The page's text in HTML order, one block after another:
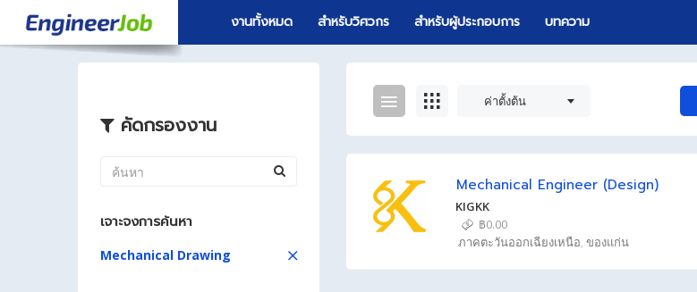
งานทั้งหมด สำหรับวิศวกร สำหรับผู้ประกอบการ บทความ
คัดกรองงาน
เจาะจงการค้นหา
Mechanical Drawing
ค่าตั้งต้น
Mechanical Engineer (Design)
KIGKK
฿0.00
ภาคตะวันออกเฉียงเหนือ, ของแก่น